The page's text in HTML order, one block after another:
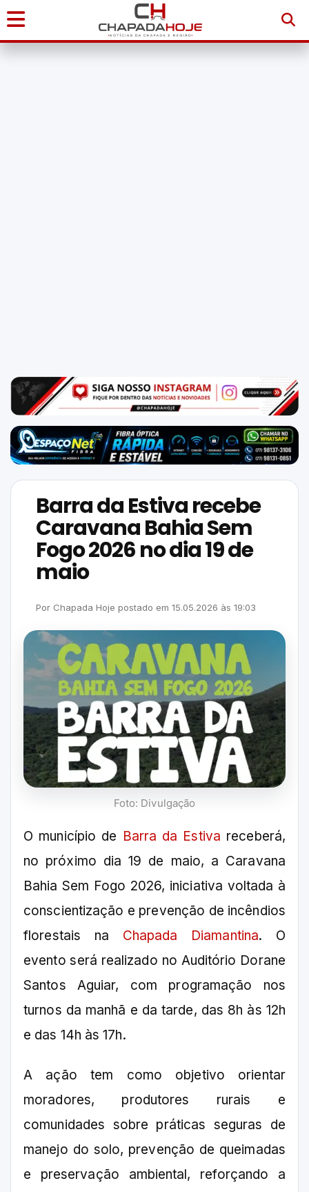
Início
NAS
NOSSAS
REDES
Barra da Estiva recebe
Caravana Bahia Sem
Fogo 2026 no dia 19 de
maio
Por Chapada Hoje postado em 15.05.2026 às 19:03
Foto: Divulgação
O município de Barra da Estiva receberá,
no próximo dia 19 de maio, a Caravana
Bahia Sem Fogo 2026, iniciativa voltada à
conscientização e prevenção de incêndios
florestais na Chapada Diamantina. O
evento será realizado no Auditório Dorane
Santos Aguiar, com programação nos
turnos da manhã e da tarde, das 8h às 12h
e das 14h às 17h.
A ação tem como objetivo orientar
moradores, produtores rurais e
comunidades sobre práticas seguras de
manejo do solo, prevenção de queimadas
e preservação ambiental, reforçando a